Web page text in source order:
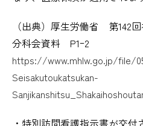
（出典）厚生労働省 第142
分科会資料 P1ｰ2
https://www.mhlw.go.jp/file/
Seisakutoukatsukan-
・特別訪問看護指示書が交